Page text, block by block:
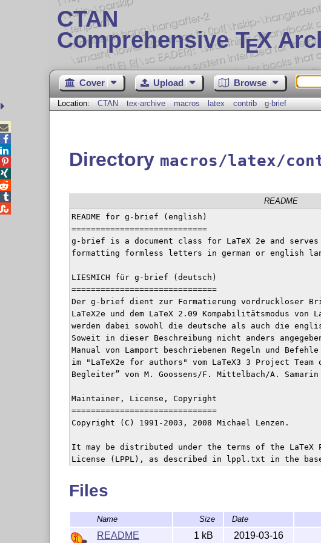
CTAN
Comprehensive TEX
Cover Upload Browse
Location: CTAN tex-archive macros latex contrib g-brief
Directory macros/latex/
README
README for g-brief (english)
============================
g-brief is a document class for LaTeX 2e and
formatting formless letters in german or english
LIESMICH für g-brief (deutsch)
==============================
Der g-brief dient zur Formatierung vordruckloser
LaTeX2e und dem LaTeX 2.09 Kompabilitätsmodus von
werden dabei sowohl die deutsche als auch die
Soweit in dieser Beschreibung nicht anders
Manual von Lamport beschriebenen Regeln und
im "LaTeX2e for authors" vom LaTeX3 3 Project Team
Begleiter” von M. Goossens/F. Mittelbach/A. Samarin
Maintainer, License, Copyright
==============================
Copyright (C) 1991-2003, 2008 Michael Lenzen.
It may be distributed under the terms of the LaTeX
License (LPPL), as described in lppl.txt in the
Files
Name Size Date
README 1 kB 2019-03-16




